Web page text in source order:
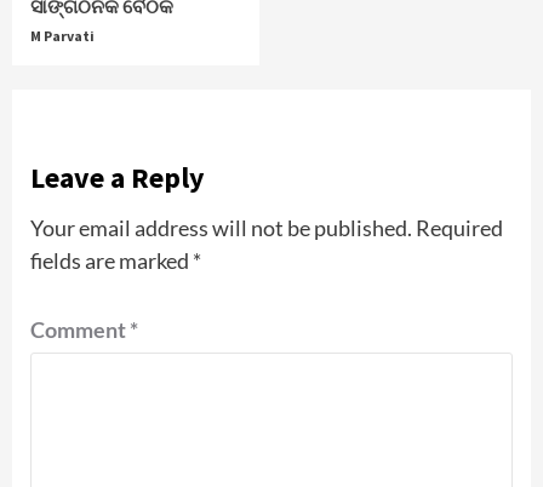
ସାଙ୍ଗଠନିକ ବୈଠକ
M Parvati
Leave a Reply
Your email address will not be published. Required
fields are marked *
Comment*